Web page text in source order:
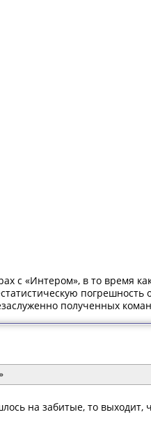
с «Интером», в то время
полученных
на забитые, то